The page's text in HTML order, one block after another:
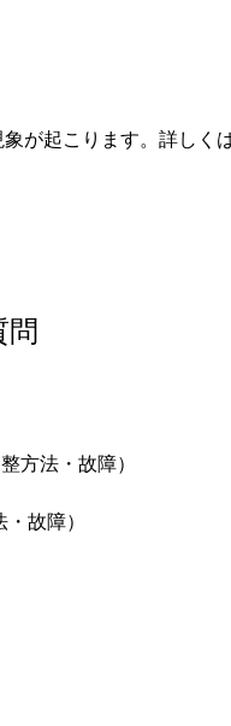
が起こります。詳しくは
整方法・故障）
・故障）